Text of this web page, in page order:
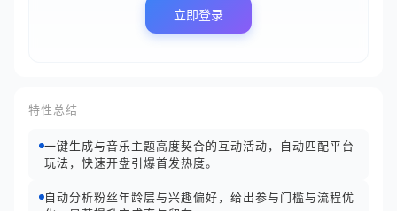
立即登录
特性总结
一键生成与音乐主题高度契合的互动活动，自动匹配平台
玩法，快速开盘引爆首发热度。
自动分析粉丝年龄层与兴趣偏好，给出参与门槛与流程优